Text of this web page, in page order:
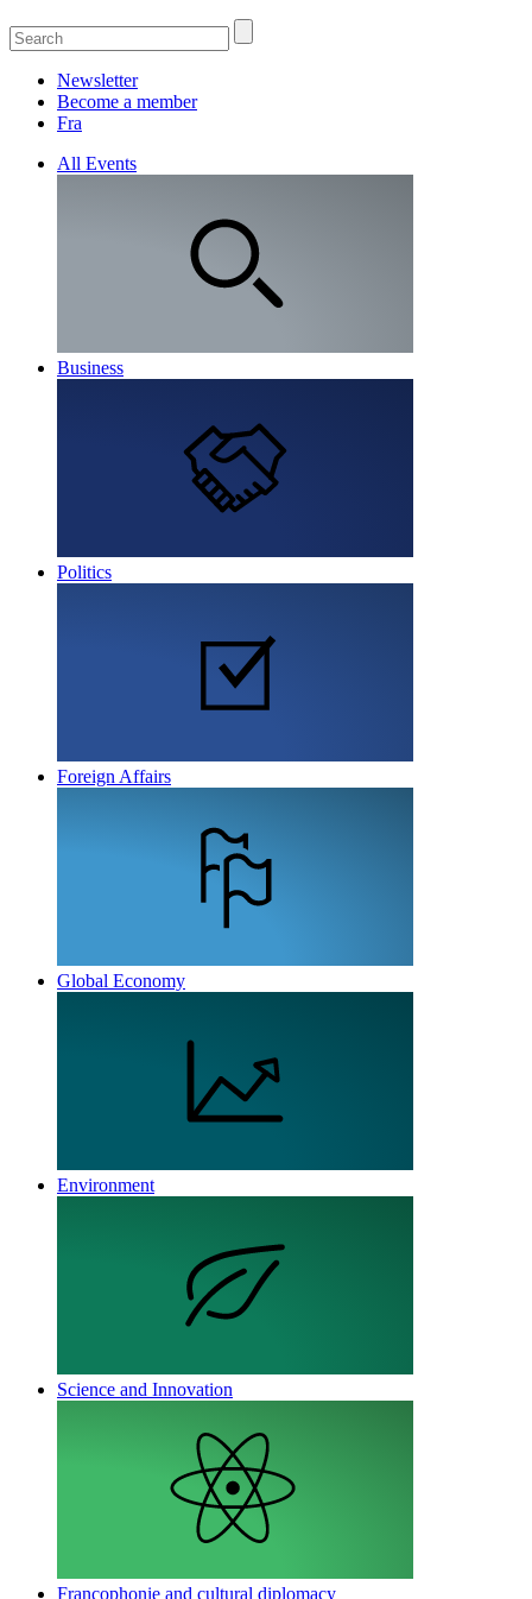
Newsletter
Become a member
Fra
All Events
Business
Politics
Foreign Affairs
Global Economy
Environment
Science and Innovation
Francophonie and cultural diplomacy